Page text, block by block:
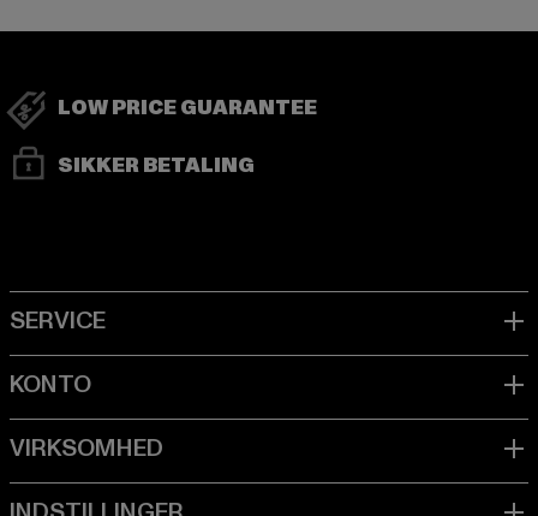
LOW PRICE GUARANTEE
SIKKER BETALING